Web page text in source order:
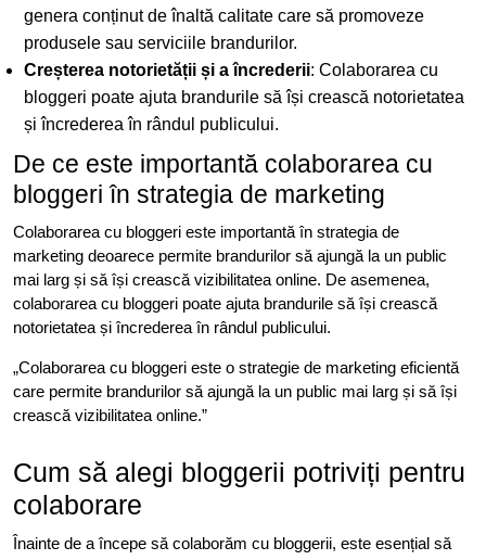
genera conținut de înaltă calitate care să promoveze
produsele sau serviciile brandurilor.
Creșterea notorietății și a încrederii: Colaborarea cu
bloggeri poate ajuta brandurile să își crească notorietatea
și încrederea în rândul publicului.
De ce este importantă colaborarea cu
bloggeri în strategia de marketing
Colaborarea cu bloggeri este importantă în strategia de
marketing deoarece permite brandurilor să ajungă la un public
mai larg și să își crească vizibilitatea online. De asemenea,
colaborarea cu bloggeri poate ajuta brandurile să își crească
notorietatea și încrederea în rândul publicului.
„Colaborarea cu bloggeri este o strategie de marketing eficientă
care permite brandurilor să ajungă la un public mai larg și să își
crească vizibilitatea online.”
Cum să alegi bloggerii potriviți pentru
colaborare
Înainte de a începe să colaborăm cu bloggerii, este esențial să